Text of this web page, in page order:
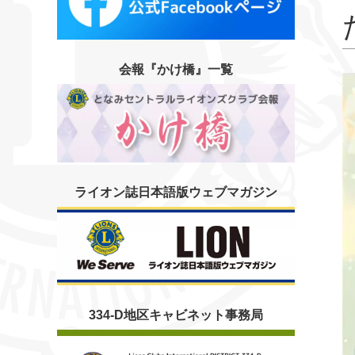
会報『かけ橋』一覧
ライオン誌日本語版ウェブマガジン
334-D地区キャビネット事務局